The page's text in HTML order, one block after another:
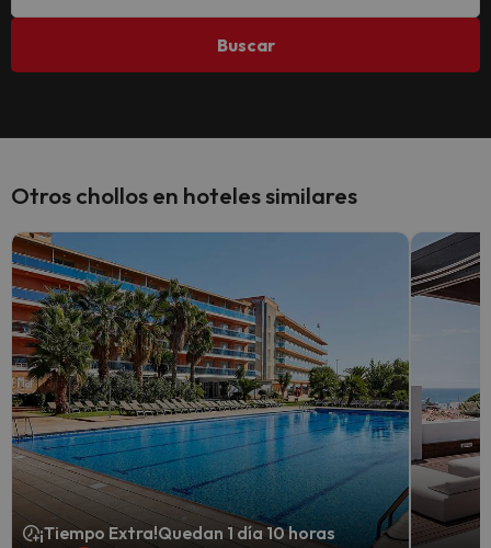
Buscar
Otros chollos en hoteles similares
¡Tiempo Extra!Quedan 1 día 10 horas